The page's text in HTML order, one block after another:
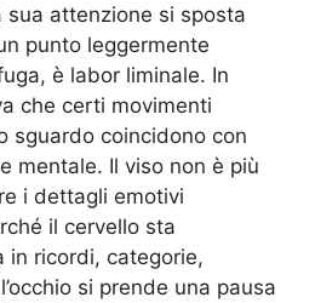
sua attenzione si sposta
punto leggermente
è labor liminale. In
che certi movimenti
sguardo coincidono con
mentale. Il viso non è più
i dettagli emotivi
il cervello sta
in ricordi, categorie,
si prende una pausa